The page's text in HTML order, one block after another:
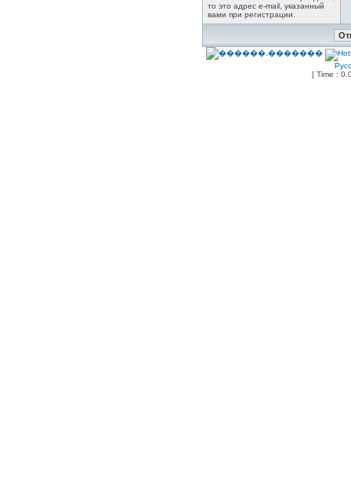
то это адрес e-mail, указанный
вами при регистрации.
[ Time :